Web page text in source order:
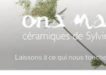
Aller
contenu
principal
Laissons à ce qui nous